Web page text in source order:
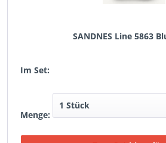
SANDNES Line 5863
Im Set:
Menge: